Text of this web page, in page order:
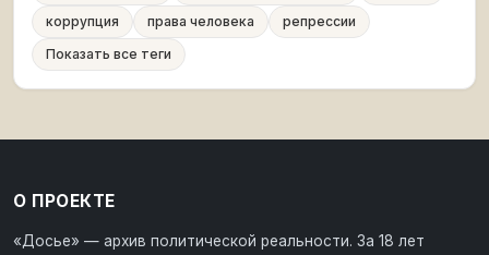
коррупция
права человека
репрессии
Показать все теги
О ПРОЕКТЕ
«Досье» — архив политической реальности. За 18 лет